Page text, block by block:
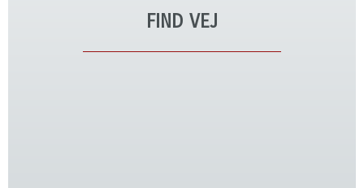
FIND VEJ